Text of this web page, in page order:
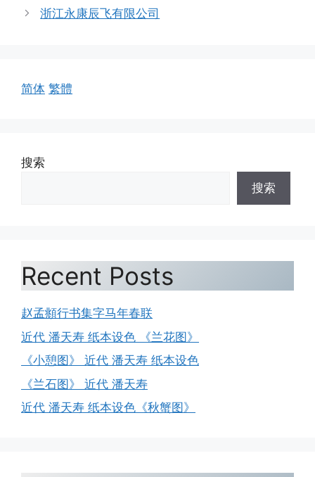
浙江永康辰飞有限公司
简体 繁體
搜索
搜索
Recent Posts
赵孟頫行书集字马年春联
近代 潘天寿 纸本设色 《兰花图》
《小憩图》 近代 潘天寿 纸本设色
《兰石图》 近代 潘天寿
近代 潘天寿 纸本设色《秋蟹图》